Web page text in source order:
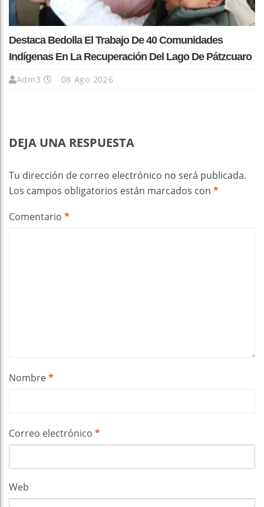
Destaca Bedolla El Trabajo De 40 Comunidades
Indígenas En La Recuperación Del Lago De Pátzcuaro
Adm3 08 Ago 2026
DEJA UNA RESPUESTA
Tu dirección de correo electrónico no será publicada.
Los campos obligatorios están marcados con *
Comentario *
Nombre*
Correo electrónico *
Web